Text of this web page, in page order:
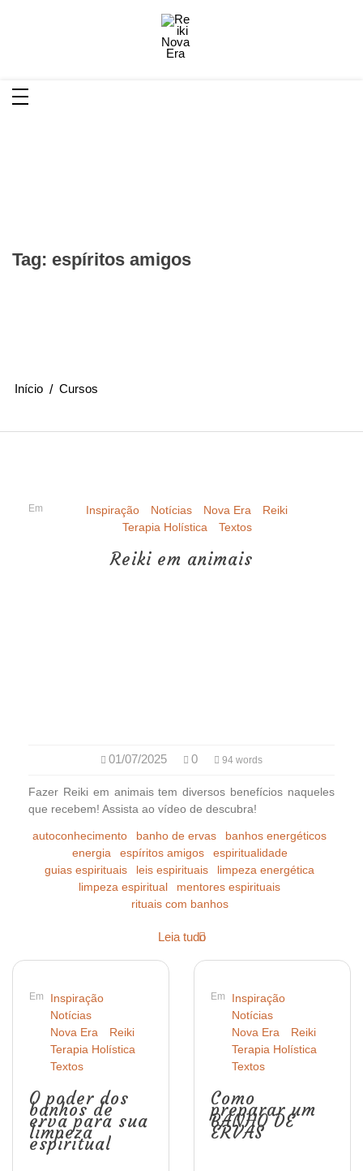
Reiki Nova Era
Tag: espíritos amigos
Início Cursos
Em Inspiração Notícias Nova Era
Reiki
Terapia Holística
Textos
Reiki em animais
01/07/2025 0 94 words
Fazer Reiki em animais tem diversos benefícios naqueles
que recebem! Assista ao vídeo de descubra!
autoconhecimento banho de ervas
banhos energéticos
energia
espíritos amigos
espiritualidade
guias espirituais
leis espirituais
limpeza energética
limpeza espiritual
mentores espirituais
rituais com banhos
Leia tudo
Em
Inspiração
Notícias
Nova Era
Reiki
Terapia Holística
Textos
O poder dos
banhos de
erva para sua
limpeza
espiritual
Em
Inspiração
Notícias
Nova Era
Reiki
Terapia Holística
Textos
Como
preparar um
BANHO DE
ERVAS